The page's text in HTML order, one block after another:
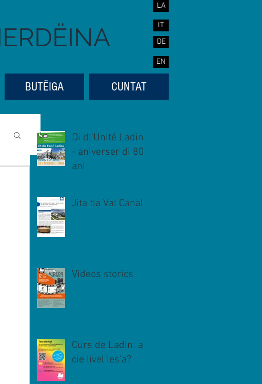
LA
IT
DE
EN
BUTËIGA CUNTAT
Di dl'Unité Ladina
- aniverser di 80
ani
Jita tla Val Canal
Videos storics
Curs de Ladin: a
cie livel ies'a?